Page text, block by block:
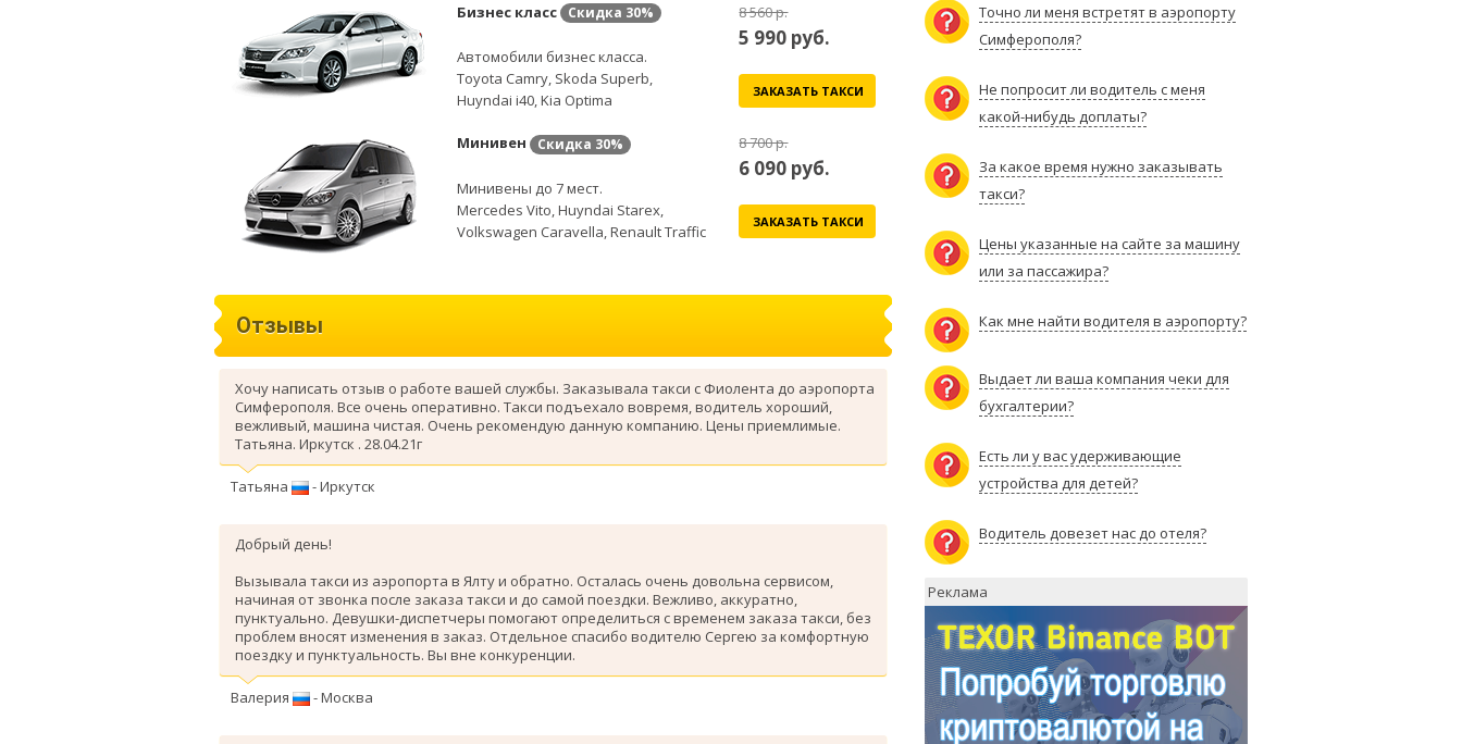
Бизнес класс Скидка 30%
Автомобили бизнес класса.
Toyota Camry, Skoda Superb,
Huyndai i40, Kia Optima
8 560 р.
5 990 руб.
ЗАКАЗАТЬ ТАКСИ
Минивен Скидка 30%
Минивены до 7 мест.
Mercedes Vito, Huyndai Starex,
Volkswagen Caravella, Renault Traffic
8 700 р.
6 090 руб.
ЗАКАЗАТЬ ТАКСИ
Отзывы
Хочу написать отзыв о работе вашей службы. Заказывала такси с Фиолента до аэропорта
Симферополя. Все очень оперативно. Такси подъехало вовремя, водитель хороший,
вежливый, машина чистая. Очень рекомендую данную компанию. Цены приемлимые.
Татьяна. Иркутск . 28.04.21г
Татьяна - Иркутск
Добрый день!
Вызывала такси из аэропорта в Ялту и обратно. Осталась очень довольна сервисом,
начиная от звонка после заказа такси и до самой поездки. Вежливо, аккуратно,
пунктуально. Девушки-диспетчеры помогают определиться с временем заказа такси, без
проблем вносят изменения в заказ. Отдельное спасибо водителю Сергею за комфортную
поездку и пунктуальность. Вы вне конкуренции.
Валерия - Москва
Точно ли меня встретят в аэропорту
Симферополя?
Не попросит ли водитель с меня
какой-нибудь доплаты?
За какое время нужно заказывать
такси?
Цены указанные на сайте за машину
или за пассажира?
Как мне найти водителя в аэропорту?
Выдает ли ваша компания чеки для
бухгалтерии?
Есть ли у вас удерживающие
устройства для детей?
Водитель довезет нас до отеля?
Реклама